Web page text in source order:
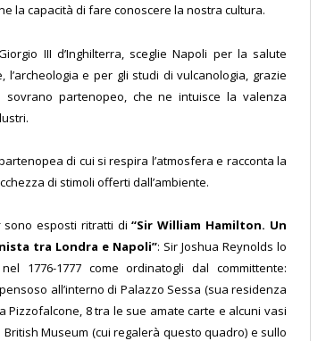
la capacità di fare conoscere la nostra cultura.
III d’Inghilterra, sceglie Napoli per la salute
e per gli studi di vulcanologia, grazie
partenopeo, che ne intuisce la valenza
di cui si respira l’atmosfera e racconta la
di stimoli offerti dall’ambiente.
sono esposti ritratti di“Sir William Hamilton. Un
tra Londra e Napoli”: Sir Joshua Reynolds lo
1776-1777 come ordinatogli dal committente:
all’interno di Palazzo Sessa (sua residenza
Pizzofalcone, 8 tra le sue amate carte e alcuni vasi
Museum (cui regalerà questo quadro) e sullo